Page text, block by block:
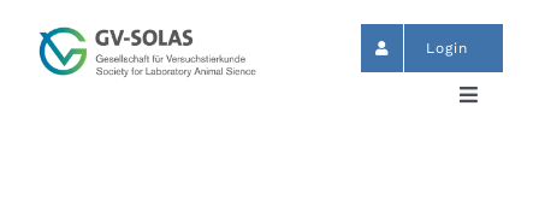
content
Login
Toggle